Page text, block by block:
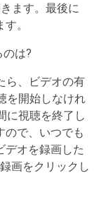
ます。最後に
。
のは?
ら、ビデオの有
を開始しなけれ
に視聴を終了し
ので、いつでも
デオを録画した
画をクリックし